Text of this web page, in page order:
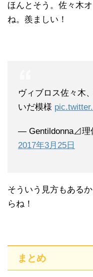
ほんとそう。佐々木
ね。羨ましい！
ヴィブロス佐々木
いだ模様
— Gentildonna⊿理
2017年3月25日
そういう見方もある
らね！
まとめ